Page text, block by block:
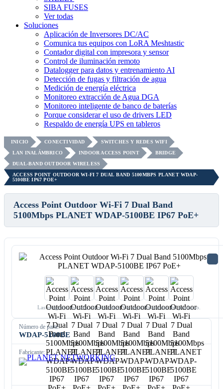
SIBA FUSES
Ver todas
Soluciones
Aplicación de Inversores DC/AC
Comunica tus equipos con LoRA Meshtastic
Contador digital con impresora y sensor
Control de iluminación remoto
Datalogger para datos y entrenamiento AI
Detección de fugas y filtración de agua
Medición de energía eléctrica
Monitoreo extracción de Agua DGA
Monitoreo inteligente de banco de baterías
Porque considerar el uso de drivers LED
Respaldo de energía UPS en tableros
INICIO CONECTIVIDAD
SWITCHES Y REDES WIFI
LAN INALÁMBRICO
INDOOR ACCESS POINT
BRIDGE
DUAL-BAND OUTDOOR WIRELESS
ACCESS POINT OUTDOOR WI-FI 7 DUAL BAND 5100MBPS PLANET WDAP-
5100BE IP67 POE+
Access Point Outdoor Wi-Fi 7 Dual Band
5100Mbps PLANET WDAP-5100BE IP67 PoE+
Las imágenes son solo referenciales. Ver especificaciones del producto.
Número de parte:
WDAP-5100BE
Fabricante: